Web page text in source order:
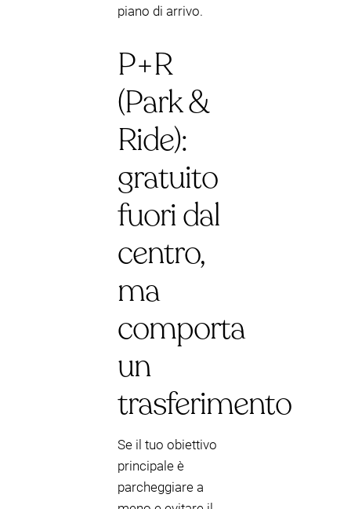
piano di arrivo.
P+R
(Park &
Ride):
gratuito
fuori dal
centro,
ma
comporta
un
trasferimento
Se il tuo obiettivo
principale è
parcheggiare a